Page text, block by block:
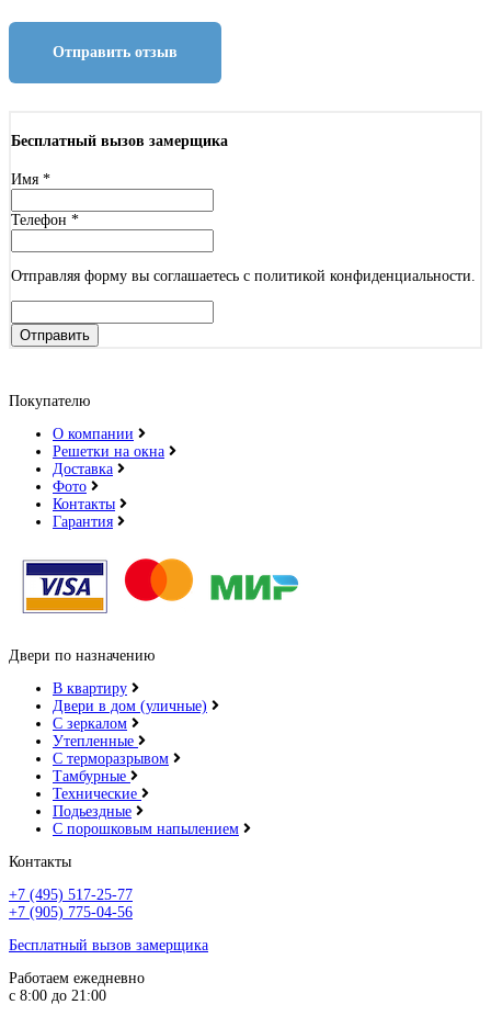
Отправить отзыв
Бесплатный вызов замерщика
Имя *
Телефон *
Отправляя форму вы соглашаетесь с политикой конфиденциальности.
Отправить
Покупателю
О компании
Решетки на окна
Доставка
Фото
Контакты
Гарантия
Двери по назначению
В квартиру
Двери в дом (уличные)
С зеркалом
Утепленные
С терморазрывом
Тамбурные
Технические
Подьездные
С порошковым напылением
Контакты
+7 (495) 517-25-77
+7 (905) 775-04-56
Бесплатный вызов замерщика
Работаем ежедневно
с 8:00 до 21:00